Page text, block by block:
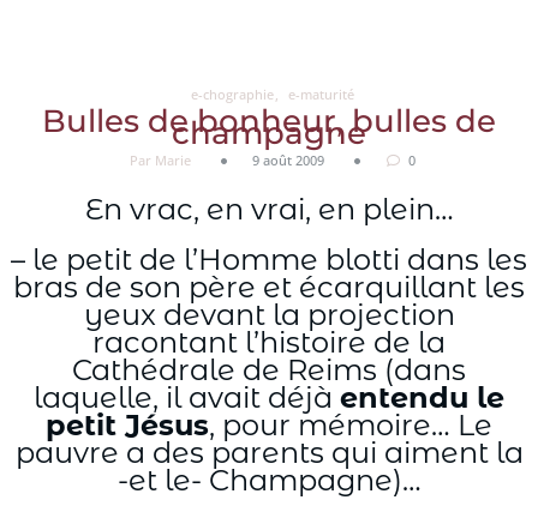
e-chographie e-maturité
Bulles de bonheur, bulles de
champagne
Par Marie 9 août 2009 0
En vrac, en vrai, en plein…
– le petit de l’Homme blotti dans les
bras de son père et écarquillant les
yeux devant la projection
racontant l’histoire de la
Cathédrale de Reims (dans
laquelle, il avait déjà entendu le
petit Jésus, pour mémoire… Le
pauvre a des parents qui aiment la
-et le- Champagne)…